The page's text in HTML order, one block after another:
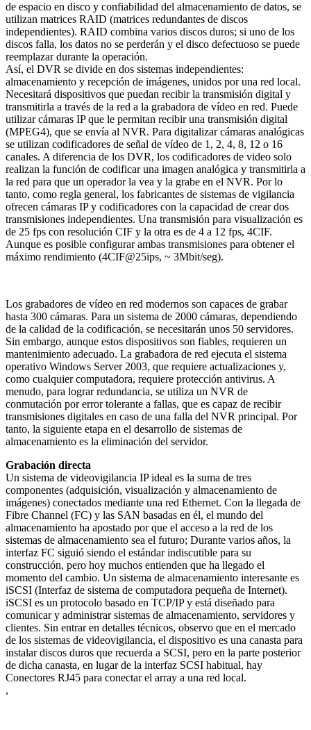
de espacio en disco y confiabilidad del almacenamiento de datos, se
utilizan matrices RAID (matrices redundantes de discos
independientes). RAID combina varios discos duros; si uno de los
discos falla, los datos no se perderán y el disco defectuoso se puede
reemplazar durante la operación.
Así, el DVR se divide en dos sistemas independientes:
almacenamiento y recepción de imágenes, unidos por una red local.
Necesitará dispositivos que puedan recibir la transmisión digital y
transmitirla a través de la red a la grabadora de vídeo en red. Puede
utilizar cámaras IP que le permitan recibir una transmisión digital
(MPEG4), que se envía al NVR. Para digitalizar cámaras analógicas
se utilizan codificadores de señal de vídeo de 1, 2, 4, 8, 12 o 16
canales. A diferencia de los DVR, los codificadores de video solo
realizan la función de codificar una imagen analógica y transmitirla a
la red para que un operador la vea y la grabe en el NVR. Por lo
tanto, como regla general, los fabricantes de sistemas de vigilancia
ofrecen cámaras IP y codificadores con la capacidad de crear dos
transmisiones independientes. Una transmisión para visualización es
de 25 fps con resolución CIF y la otra es de 4 a 12 fps, 4CIF.
Aunque es posible configurar ambas transmisiones para obtener el
máximo rendimiento (4CIF@25ips, ~ 3Mbit/seg).
Los grabadores de vídeo en red modernos son capaces de grabar
hasta 300 cámaras. Para un sistema de 2000 cámaras, dependiendo
de la calidad de la codificación, se necesitarán unos 50 servidores.
Sin embargo, aunque estos dispositivos son fiables, requieren un
mantenimiento adecuado. La grabadora de red ejecuta el sistema
operativo Windows Server 2003, que requiere actualizaciones y,
como cualquier computadora, requiere protección antivirus. A
menudo, para lograr redundancia, se utiliza un NVR de
conmutación por error tolerante a fallas, que es capaz de recibir
transmisiones digitales en caso de una falla del NVR principal. Por
tanto, la siguiente etapa en el desarrollo de sistemas de
almacenamiento es la eliminación del servidor.
Grabación directa
Un sistema de videovigilancia IP ideal es la suma de tres
componentes (adquisición, visualización y almacenamiento de
imágenes) conectados mediante una red Ethernet. Con la llegada de
Fibre Channel (FC) y las SAN basadas en él, el mundo del
almacenamiento ha apostado por que el acceso a la red de los
sistemas de almacenamiento sea el futuro; Durante varios años, la
interfaz FC siguió siendo el estándar indiscutible para su
construcción, pero hoy muchos entienden que ha llegado el
momento del cambio. Un sistema de almacenamiento interesante es
iSCSI (Interfaz de sistema de computadora pequeña de Internet).
iSCSI es un protocolo basado en TCP/IP y está diseñado para
comunicar y administrar sistemas de almacenamiento, servidores y
clientes. Sin entrar en detalles técnicos, observo que en el mercado
de los sistemas de videovigilancia, el dispositivo es una canasta para
instalar discos duros que recuerda a SCSI, pero en la parte posterior
de dicha canasta, en lugar de la interfaz SCSI habitual, hay
Conectores RJ45 para conectar el array a una red local.
,